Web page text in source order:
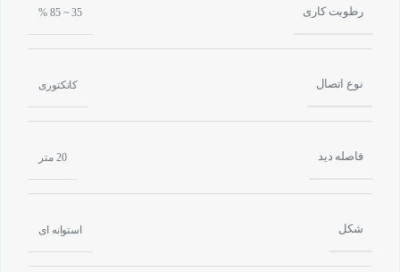
رطوبت کاری 35 ~ 85 %
نوع اتصال کانکتوری
فاصله دید 20 متر
شکل استوانه ای